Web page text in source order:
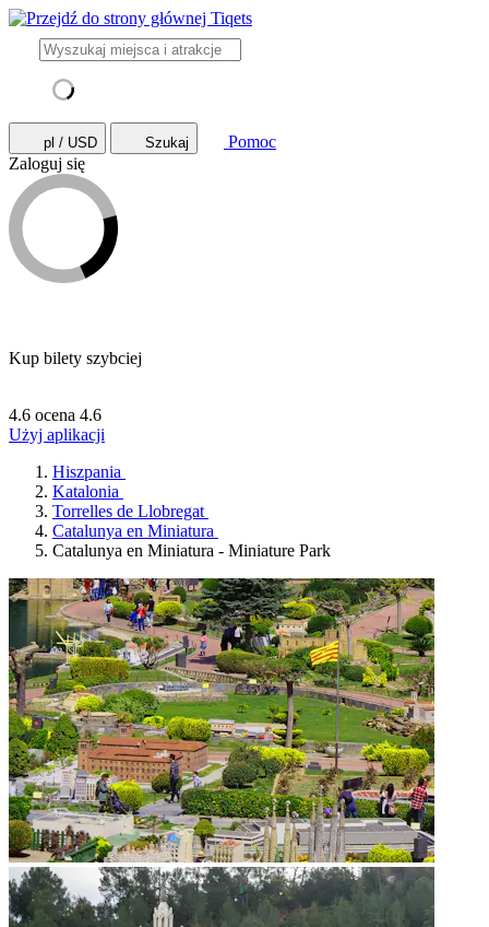
pl / USD Szukaj
Pomoc
Zaloguj się
Kup bilety szybciej
4.6 ocena 4.6
Użyj aplikacji
Hiszpania
Katalonia
Torrelles de Llobregat
Catalunya en Miniatura
Catalunya en Miniatura - Miniature Park